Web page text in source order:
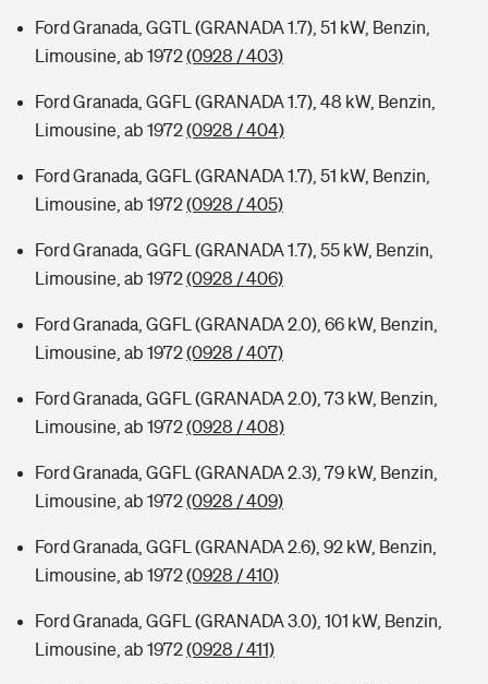
Ford Granada, GGTL (GRANADA 1.7), 51 kW, Benzin,
Limousine, ab 1972(0928 / 403)
Ford Granada, GGFL (GRANADA 1.7), 48 kW, Benzin,
Limousine, ab 1972(0928 / 404)
Ford Granada, GGFL (GRANADA 1.7), 51 kW, Benzin,
Limousine, ab 1972(0928 / 405)
Ford Granada, GGFL (GRANADA 1.7), 55 kW, Benzin,
Limousine, ab 1972(0928 / 406)
Ford Granada, GGFL (GRANADA 2.0), 66 kW, Benzin,
Limousine, ab 1972(0928 / 407)
Ford Granada, GGFL (GRANADA 2.0), 73 kW, Benzin,
Limousine, ab 1972(0928 / 408)
Ford Granada, GGFL (GRANADA 2.3), 79 kW, Benzin,
Limousine, ab 1972(0928 / 409)
Ford Granada, GGFL (GRANADA 2.6), 92 kW, Benzin,
Limousine, ab 1972(0928 / 410)
Ford Granada, GGFL (GRANADA 3.0), 101 kW, Benzin,
Limousine, ab 1972(0928 / 411)